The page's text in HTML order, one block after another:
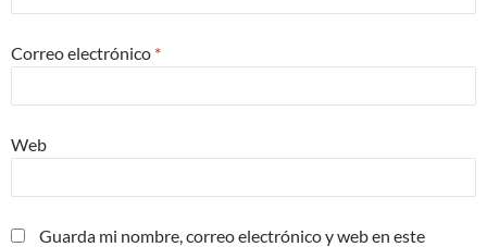
Correo electrónico *
Web
Guarda mi nombre, correo electrónico y web en este